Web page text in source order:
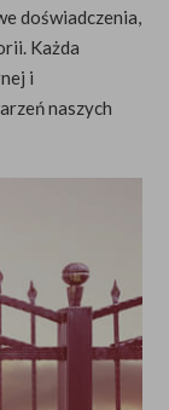
doświadczenia,
Każda
i
naszych